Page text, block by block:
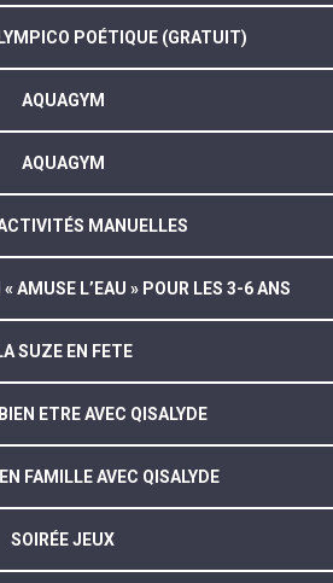
POÉTIQUE (GRATUIT)
AQUAGYM
AQUAGYM
MANUELLES
AMUSE L’EAU » POUR LES 3-6 ANS
SUZE EN FETE
ETRE AVEC QISALYDE
FAMILLE AVEC QISALYDE
SOIRÉE JEUX